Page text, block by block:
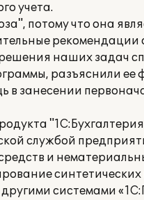
учета.
потому что она
наших задач
разъяснили
в занесении
службой
и
системами